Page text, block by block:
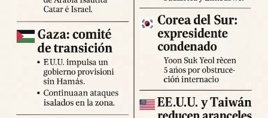
Expertos advierten sobre la posibilidad de réplicas
significativas y llaman a mantener la calma y preparar
suministros básicos. Las autoridades locales han
habilitado centros de atención para damnificados y piden a